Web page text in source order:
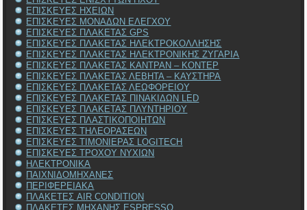
ΕΠΙΣΚΕΥΕΣ ΗΧΕΙΩΝ
ΕΠΙΣΚΕΥΕΣ ΜΟΝΑΔΩΝ ΕΛΕΓΧΟΥ
ΕΠΙΣΚΕΥΕΣ ΠΛΑΚΕΤΑΣ GPS
ΕΠΙΣΚΕΥΕΣ ΠΛΑΚΕΤΑΣ ΗΛΕΚΤΡΟΚΟΛΛΗΣΗΣ
ΕΠΙΣΚΕΥΕΣ ΠΛΑΚΕΤΑΣ ΗΛΕΚΤΡΟΝΙΚΗΣ ΖΥΓΑΡΙΑ
ΕΠΙΣΚΕΥΕΣ ΠΛΑΚΕΤΑΣ ΚΑΝΤΡΑΝ – ΚΟΝΤΕΡ
ΕΠΙΣΚΕΥΕΣ ΠΛΑΚΕΤΑΣ ΛΕΒΗΤΑ – ΚΑΥΣΤΗΡΑ
ΕΠΙΣΚΕΥΕΣ ΠΛΑΚΕΤΑΣ ΛΕΩΦΟΡΕΙΟΥ
ΕΠΙΣΚΕΥΕΣ ΠΛΑΚΕΤΑΣ ΠΙΝΑΚΙΔΩΝ LED
ΕΠΙΣΚΕΥΕΣ ΠΛΑΚΕΤΑΣ ΠΛΥΝΤΗΡΙΟΥ
ΕΠΙΣΚΕΥΕΣ ΠΛΑΣΤΙΚΟΠΟΙΗΤΩΝ
ΕΠΙΣΚΕΥΕΣ ΤΗΛΕΟΡΑΣΕΩΝ
ΕΠΙΣΚΕΥΕΣ ΤΙΜΟΝΙΕΡΑΣ LOGITECH
ΕΠΙΣΚΕΥΕΣ ΤΡΟΧΟΥ ΝΥΧΙΩΝ
ΗΛΕΚΤΡΟΝΙΚΑ
ΠΑΙΧΝΙΔΟΜΗΧΑΝΕΣ
ΠΕΡΙΦΕΡΕΙΑΚΑ
ΠΛΑΚΕΤΕΣ AIR CONDITION
ΠΛΑΚΕΤΕΣ ΜΗΧΑΝΗΣ ESPRESSO